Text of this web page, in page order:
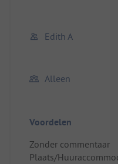
Edith A
Alleen
Voordelen
Zonder commentaar
Plaats/